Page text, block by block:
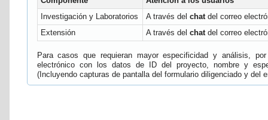
Investigación y Laboratorios
A través del chatdel correo
Extensión
A través del chatdel correo
Para casos que requieran mayor especificidad y análisis,
electrónico con los datos de ID del proyecto, nombre y
(Incluyendo capturas de pantalla del formulario diligenciado y del